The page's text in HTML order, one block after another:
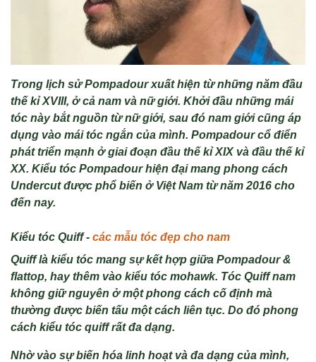
Trong lịch sử Pompadour xuất hiện từ những năm đầu
thế kỉ XVIII, ở cả nam và nữ giới. Khởi đầu những mái
tóc này bắt nguồn từ nữ giới, sau đó nam giới cũng áp
dụng vào mái tóc ngắn của mình. Pompadour cổ điển
phát triển mạnh ở giai đoạn đầu thế kỉ XIX và đầu thế kỉ
XX. Kiểu tóc Pompadour hiện đại mang phong cách
Undercut được phổ biến ở Việt Nam từ năm 2016 cho
đến nay.
Kiểu tóc Quiff - các mẫu tóc đẹp cho nam
Quiff là kiểu tóc mang sự kết hợp giữa Pompadour &
flattop, hay thêm vào kiểu tóc mohawk. Tóc Quiff nam
không giữ nguyên ở một phong cách cố định mà
thường được biến tấu một cách liên tục. Do đó phong
cách kiểu tóc quiff rất đa dạng.
Nhờ vào sự biến hóa linh hoạt và đa dạng của mình,